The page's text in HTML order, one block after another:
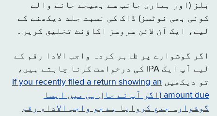
بلز (اور ہماری جانب سے بھیجے جانے والے
کوئی بھی نوٹسز) ڈاک کی نسبت جلد دیکھنے کے
لیے، ایک آن لائن سروسز اکاؤنٹ تخلیق کریں۔
اگر گوشوارے پر ظاہر کردہ واجب الادا رقم کے
لیے آپ ایک IPA کی درخواست کرنا چاہتے ہیں،
تو دیکھیں If you recently filed a return showing an
amount due (اگر آپ نے حال ہی میں ایسا
گوشوارہ جمع کروایا ہے جو واجب الاداء رقم